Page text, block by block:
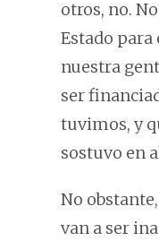
otros, no.
Estado
nuestra
ser
tuvimos, y
sostuvo en
No
van a ser